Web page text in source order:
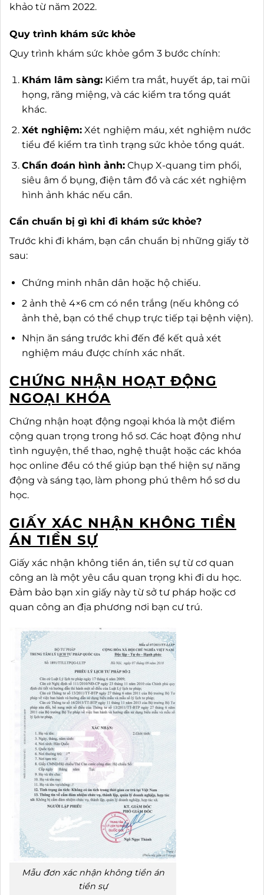
khảo từ năm 2022.
Quy trình khám sức khỏe
Quy trình khám sức khỏe gồm 3 bước chính:
Khám lâm sàng:Kiểm tra mắt, huyết áp, tai mũi
họng, răng miệng, và các kiểm tra tổng quát
khác.
Xét nghiệm:Xét nghiệm máu, xét nghiệm nước
tiểu để kiểm tra tình trạng sức khỏe tổng quát.
Chẩn đoán hình ảnh:Chụp X-quang tim phổi,
siêu âm ổ bụng, điện tâm đồ và các xét nghiệm
hình ảnh khác nếu cần.
Cần chuẩn bị gì khi đi khám sức khỏe?
Trước khi đi khám, bạn cần chuẩn bị những giấy tờ
sau:
Chứng minh nhân dân hoặc hộ chiếu.
2 ảnh thẻ 4×6 cm có nền trắng (nếu không có
ảnh thẻ, bạn có thể chụp trực tiếp tại bệnh viện).
Nhịn ăn sáng trước khi đến để kết quả xét
nghiệm máu được chính xác nhất.
CHỨNG NHẬN HOẠT ĐỘNG
NGOẠI KHÓA
Chứng nhận hoạt động ngoại khóa là một điểm
cộng quan trọng trong hồ sơ. Các hoạt động như
tình nguyện, thể thao, nghệ thuật hoặc các khóa
học online đều có thể giúp bạn thể hiện sự năng
động và sáng tạo, làm phong phú thêm hồ sơ du
học.
GIẤY XÁC NHẬN KHÔNG TIỀN
ÁN TIỀN SỰ
Giấy xác nhận không tiền án, tiền sự từ cơ quan
công an là một yêu cầu quan trọng khi đi du học.
Đảm bảo bạn xin giấy này từ sở tư pháp hoặc cơ
quan công an địa phương nơi bạn cư trú.
Mẫu đơn xác nhận không tiền án
tiền sự